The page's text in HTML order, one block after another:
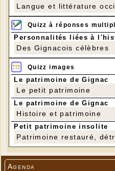
Agenda
Langue et littérature
Quizz à réponses
Personnalités liées à
Des Gignacois célèbres
Quizz images
Le patrimoine de Gignac
Le petit patrimoine
Le patrimoine de Gignac
Histoire et patrimoine
Petit patrimoine insolite
Patrimoine restauré,